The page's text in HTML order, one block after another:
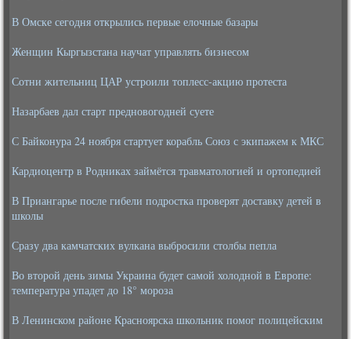
В Омске сегодня открылись первые елочные базары
Женщин Кыргызстана научат управлять бизнесом
Сотни жительниц ЦАР устроили топлесс-акцию протеста
Назарбаев дал старт предновогодней суете
С Байконура 24 ноября стартует корабль Союз с экипажем к МКС
Кардиоцентр в Родниках займётся травматологией и ортопедией
В Приангарье после гибели подростка проверят доставку детей в
школы
Сразу два камчатских вулкана выбросили столбы пепла
Во второй день зимы Украина будет самой холодной в Европе:
температура упадет до 18° мороза
В Ленинском районе Красноярска школьник помог полицейским